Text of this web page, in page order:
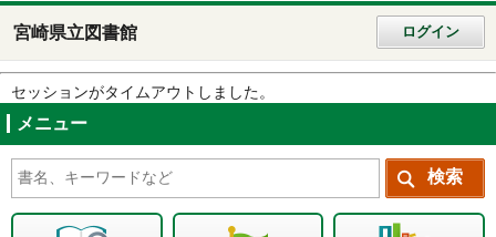
宮崎県立図書館 ログイン
セッションがタイムアウトしました。
メニュー